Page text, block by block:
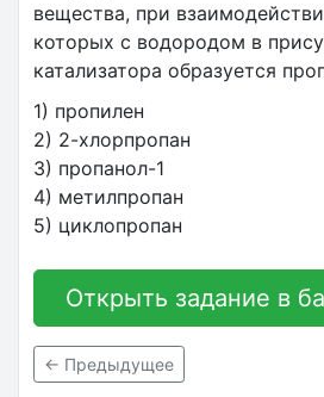
вещества, при
которых с водородом в
катализатора образуется
1) пропилен
2) 2-хлорпропан
3) пропанол-1
4) метилпропан
5) циклопропан
Открыть задание в
← Предыдущее